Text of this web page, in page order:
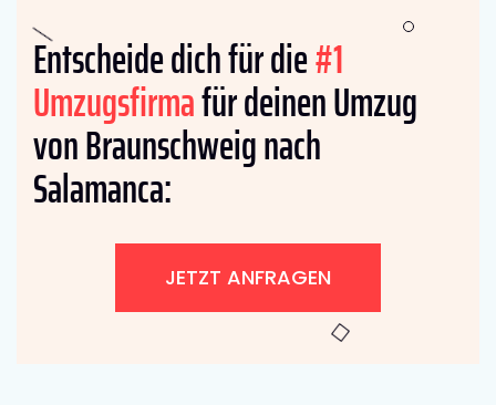
Entscheide dich für die#1
Umzugsfirmafür deinen Umzug
von Braunschweig nach
Salamanca:
JETZT ANFRAGEN